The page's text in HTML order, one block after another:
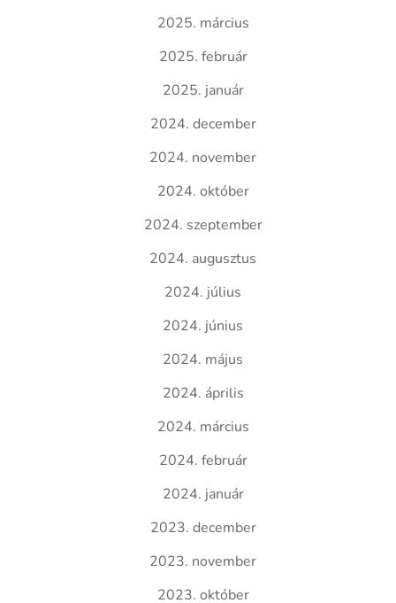
2025. március
2025. február
2025. január
2024. december
2024. november
2024. október
2024. szeptember
2024. augusztus
2024. július
2024. június
2024. május
2024. április
2024. március
2024. február
2024. január
2023. december
2023. november
2023. október